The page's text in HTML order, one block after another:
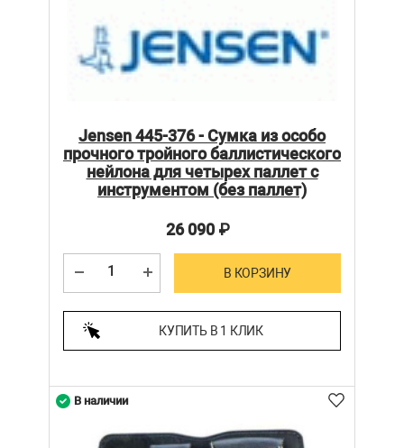
Jensen 445-376 - Сумка из особо
прочного тройного баллистического
нейлона для четырех паллет с
инструментом (без паллет)
26 090₽
В КОРЗИНУ
КУПИТЬ В 1 КЛИК
В наличии